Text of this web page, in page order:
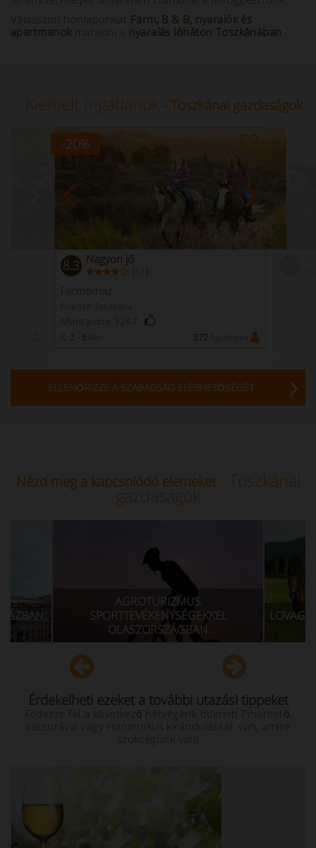
Válasszon honlapunkat Farm, B & B, nyaralók és
apartmanokmaradni a nyaralás lóháton Toszkánában .
Kiemelt Ingatlanok- Toszkánai gazdaságok
-20%
8.3 Nagyon jó
( )
Farmerház
Firenze Toszkána
Montaione 3247
2 - 5 Min 372 Ágyhelyek
ELLENŐRIZZE A SZABADSÁG ELÉRHETŐSÉGÉT
Nézd meg a kapcsolódó elemeket- Toszkánai
gazdaságok
LOVAGLÓS NYARALÁSOK EGY
Érdekelheti ezeket a további utazási tippeket
Fedezze fel a következő hétvégénk ötleteit! Pihentető,
vacsorával vagy romantikus kirándulással: van, amire
szükségünk van!